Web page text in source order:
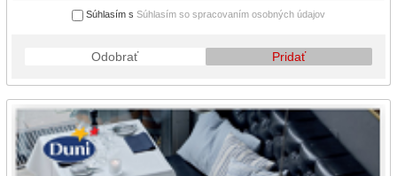
Súhlasím s Súhlasím so spracovaním osobných údajov
Odobrať Pridať